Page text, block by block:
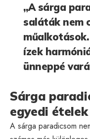
„A sárga
saláták nem
ízek
ünneppé
Sárga
egyedi ételek
A sárga paradicsom